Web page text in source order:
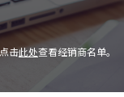
击此处查看经销商名单。